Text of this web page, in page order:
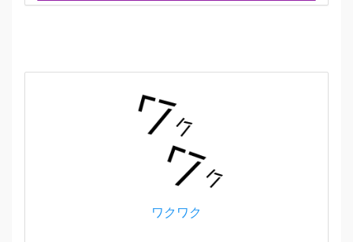
ワクワク